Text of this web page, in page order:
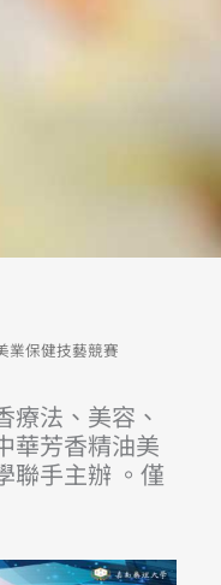
業保健技藝競賽
療法、美容、
華芳香精油美
聯手主辦 。僅